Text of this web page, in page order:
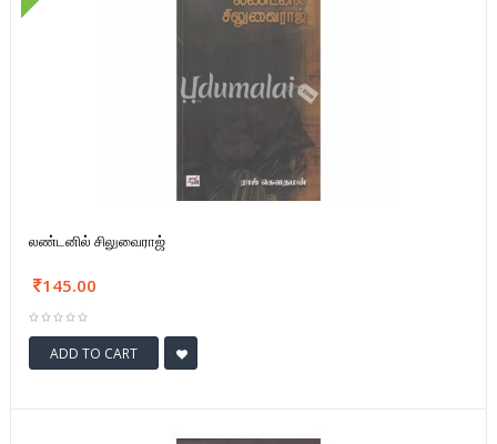
லண்டனில் சிலுவைராஜ்
145.00
ADD TO CART